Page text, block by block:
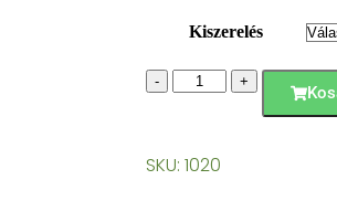
Kiszerelés
- +
SKU: 1020